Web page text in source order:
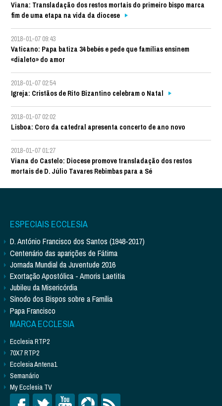
Viana: Transladação dos restos mortais do primeiro bispo marca
fim de uma etapa na vida da diocese
2018-01-07 09:43
Vaticano: Papa batiza 34 bebés e pede que famílias ensinem
«dialeto» do amor
2018-01-07 02:54
Igreja: Cristãos de Rito Bizantino celebram o Natal
2018-01-07 02:02
Lisboa: Coro da catedral apresenta concerto de ano novo
2018-01-07 01:27
Viana do Castelo: Diocese promove transladação dos restos
mortais de D. Júlio Tavares Rebimbas para a Sé
ESPECIAIS ECCLESIA
D. António Francisco dos Santos (1948-2017)
Centenário das aparições de Fátima
Jornada Mundial da Juventude 2016
Exortação Apostólica - Amoris Laetitia
Jubileu da Misericórdia
Sínodo dos Bispos sobre a Família
Papa Francisco
MARCA ECCLESIA
Ecclesia RTP2
70X7 RTP2
Ecclesia Antena1
Semanário
My Ecclesia TV